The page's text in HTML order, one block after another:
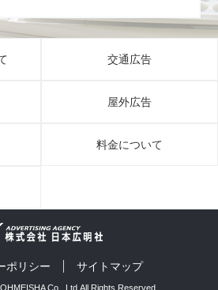
交通広告
屋外広告
料金について
ポリシー サイトマップ
Co., Ltd.All Rights Reserved.